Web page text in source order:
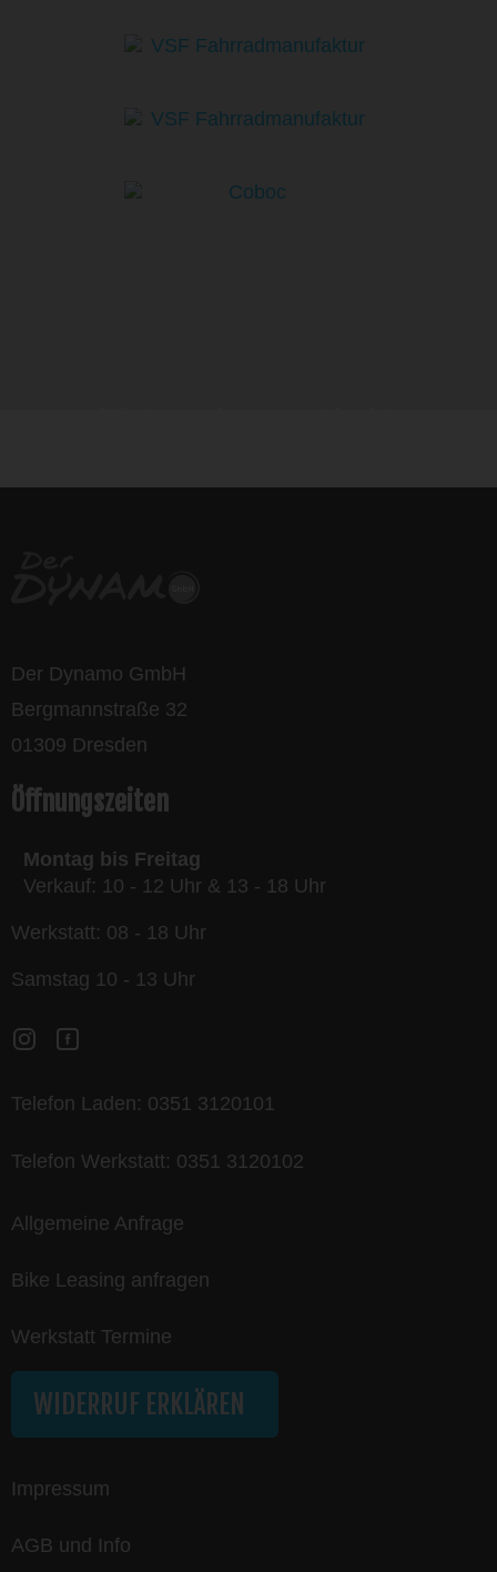
Der Dynamo GmbH
Bergmannstraße 32
01309 Dresden
Öffnungszeiten
Montag bis Freitag
Verkauf: 10 - 12 Uhr & 13 - 18 Uhr
Werkstatt: 08 - 18 Uhr
Samstag 10 - 13 Uhr
Telefon Laden: 0351 3120101
Telefon Werkstatt: 0351 3120102
Allgemeine Anfrage
Bike Leasing anfragen
Werkstatt Termine
WIDERRUF ERKLÄREN
Impressum
AGB und Info